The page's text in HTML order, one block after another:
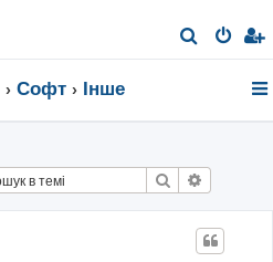
о
Софт Інше
Пошук